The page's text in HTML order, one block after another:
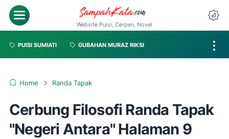
Website Puisi, Cerpen, Novel
PUISI SUMIATI GUBAHAN MURAZ RIKSI
Home Randa Tapak
Cerbung Filosofi Randa Tapak
"Negeri Antara" Halaman 9